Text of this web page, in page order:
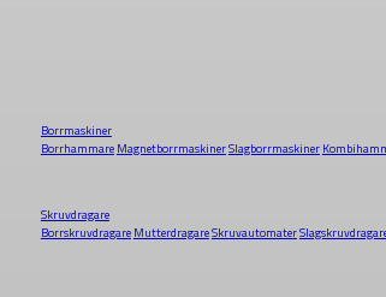
Borrmaskiner
Borrhammare MagnetborrmaskinerSlagborrmaskiner
Skruvdragare
Borrskruvdragare MutterdragareSkruvautomater